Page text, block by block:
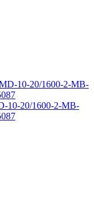
10-20/1600-2-MB-